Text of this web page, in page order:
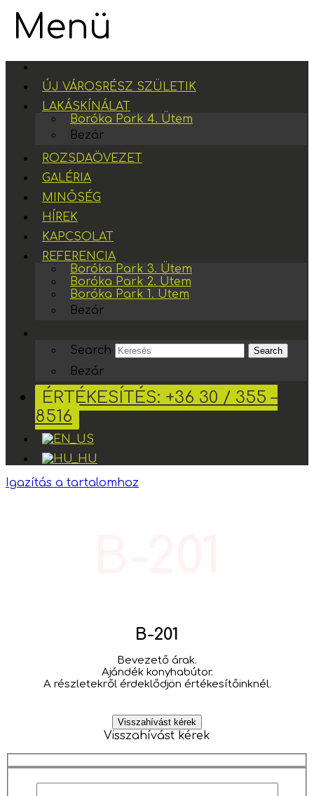
Menü
ÚJ VÁROSRÉSZ SZÜLETIK
LAKÁSKÍNÁLAT
Boróka Park 4. Ütem
Bezár
ROZSDAÖVEZET
GALÉRIA
MINŐSÉG
HÍREK
KAPCSOLAT
REFERENCIA
Boróka Park 3. Ütem
Boróka Park 2. Ütem
Boróka Park 1. Ütem
Bezár
Search Search
Bezár
ÉRTÉKESÍTÉS: +36 30 / 355 –
8516
Igazítás a tartalomhoz
B-201
Bevezető árak.
Ajándék konyhabútor.
A részletekről érdeklődjön értékesítőinknél.
Visszahívást kérek
Visszahívást kérek